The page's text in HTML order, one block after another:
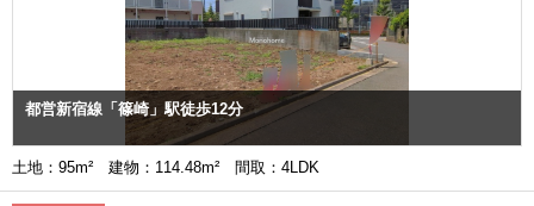
都営新宿線「篠崎」駅徒歩12分
土地：95m² 建物：114.48m² 間取：4LDK